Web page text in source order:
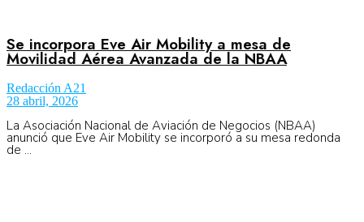
Se incorpora Eve Air Mobility a mesa de
Movilidad Aérea Avanzada de la NBAA
Redacción A21
28 abril, 2026
La Asociación Nacional de Aviación de Negocios (NBAA)
anunció que Eve Air Mobility se incorporó a su mesa redonda
de ...